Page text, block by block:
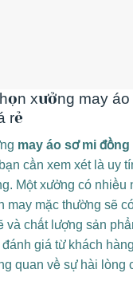
xưởng may áo
rẻ
may áo sơ mi
cần xem xét là uy
Một xưởng có nhiều
may mặc thường sẽ
và chất lượng sản
giá từ khách
quan về sự hài lòng